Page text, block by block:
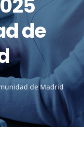
de
de Madrid